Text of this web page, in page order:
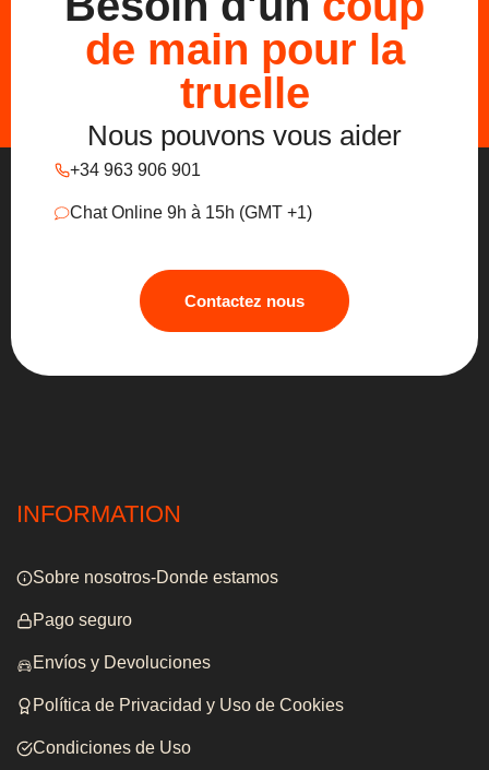
de main pour la
truelle
Nous pouvons vous aider
+34 963 906 901
Chat Online 9h à 15h (GMT +1)
Contactez nous
INFORMATION
Sobre nosotros-Donde estamos
Pago seguro
Envíos y Devoluciones
Política de Privacidad y Uso de Cookies
Condiciones de Uso